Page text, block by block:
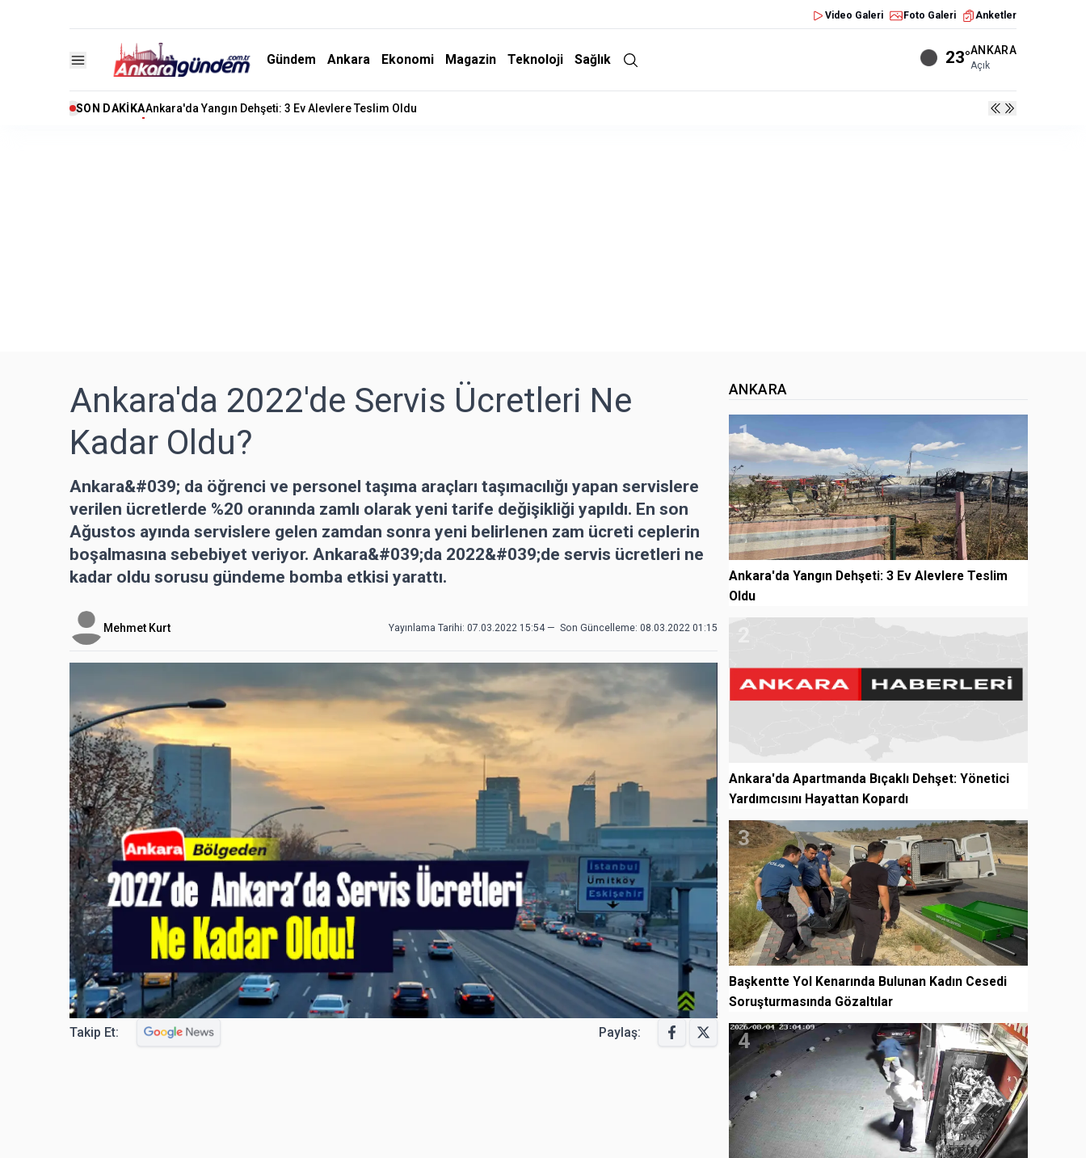
Video Galeri Foto Galeri Anketler
Gündem Ankara Ekonomi Magazin Teknoloji Sağlık 23°ANKARA
Açık
SON DAKIKAAnkara'da Yangın Dehşeti: 3 Ev Alevlere Teslim Oldu
Ankara'da 2022'de Servis Ücretleri Ne
Kadar Oldu?
Ankara&#039; da öğrenci ve personel taşıma araçları taşımacılığı yapan servislere
verilen ücretlerde %20 oranında zamlı olarak yeni tarife değişikliği yapıldı. En son
Ağustos ayında servislere gelen zamdan sonra yeni belirlenen zam ücreti ceplerin
boşalmasına sebebiyet veriyor. Ankara&#039;da 2022&#039;de servis ücretleri ne
kadar oldu sorusu gündeme bomba etkisi yarattı.
Mehmet Kurt Yayınlama Tarihi: 07.03.2022 15:54 — Son Güncelleme: 08.03.2022 01:15
Takip Et: Paylaş:
ANKARA
1
Ankara'da Yangın Dehşeti: 3 Ev Alevlere Teslim
Oldu
2
Ankara'da Apartmanda Bıçaklı Dehşet: Yönetici
Yardımcısını Hayattan Kopardı
3
Başkentte Yol Kenarında Bulunan Kadın Cesedi
Soruşturmasında Gözaltılar
4